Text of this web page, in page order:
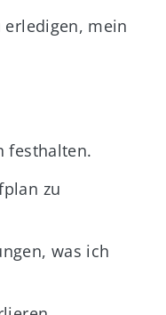
mein
festhalten.
zu
was ich